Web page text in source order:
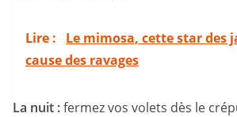
Lire :
Le mimosa, cette star des
cause des ravages
La nuit :fermez vos volets dès le